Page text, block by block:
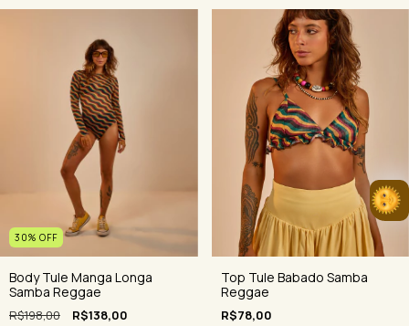
30% OFF
Body Tule Manga Longa
Samba Reggae
R$198,00 R$138,00
Top Tule Babado Samba
Reggae
R$78,00